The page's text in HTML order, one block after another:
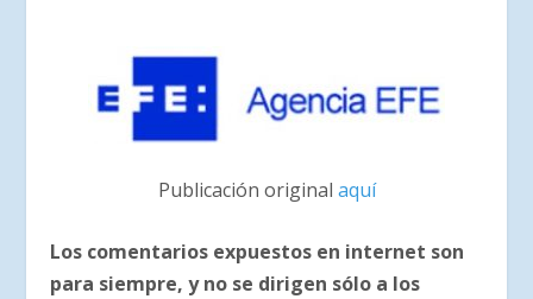
Publicación original aquí
Los comentarios expuestos en internet son
para siempre, y no se dirigen sólo a los